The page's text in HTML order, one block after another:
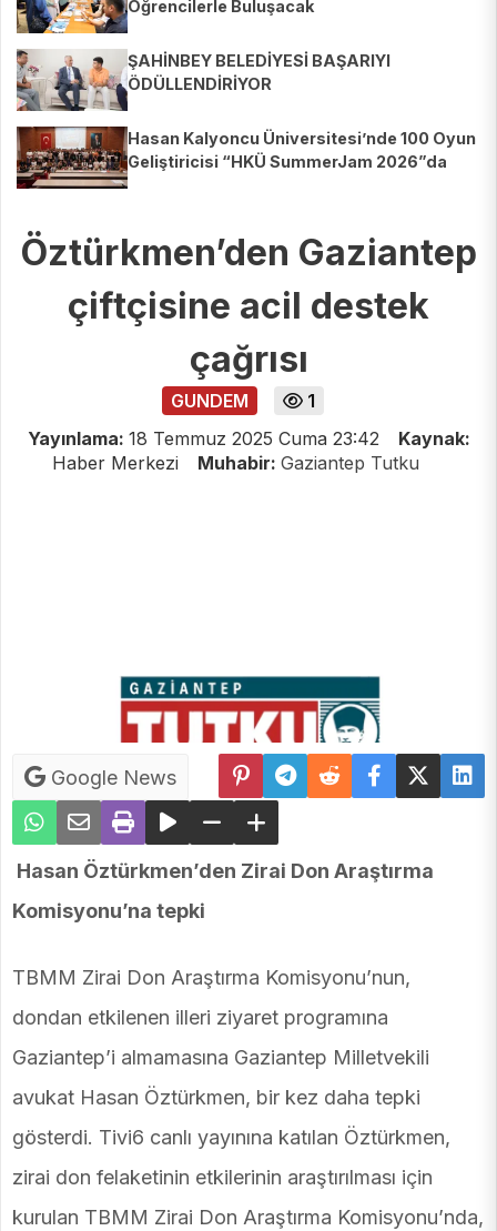
Öğrencilerle Buluşacak
ŞAHİNBEY BELEDİYESİ BAŞARIYI
ÖDÜLLENDİRİYOR
Hasan Kalyoncu Üniversitesi’nde 100 Oyun
Geliştiricisi “HKÜ SummerJam 2026”da
Öztürkmen’den Gaziantep
çiftçisine acil destek
çağrısı
GUNDEM
1
Yayınlama: 18 Temmuz 2025 Cuma 23:42
Kaynak:
Haber Merkezi
Muhabir: Gaziantep Tutku
Google News
Hasan Öztürkmen’den Zirai Don Araştırma
Komisyonu’na tepki
TBMM Zirai Don Araştırma Komisyonu’nun,
dondan etkilenen illeri ziyaret programına
Gaziantep’i almamasına Gaziantep Milletvekili
avukat Hasan Öztürkmen, bir kez daha tepki
gösterdi. Tivi6 canlı yayınına katılan Öztürkmen,
zirai don felaketinin etkilerinin araştırılması için
kurulan TBMM Zirai Don Araştırma Komisyonu’nda,